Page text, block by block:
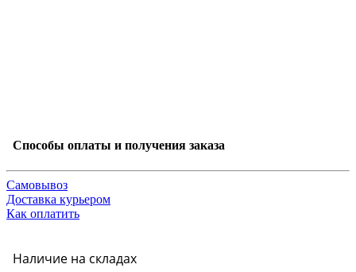
Способы оплаты и получения заказа
Самовывоз
Доставка курьером
Как оплатить
Наличие на складах